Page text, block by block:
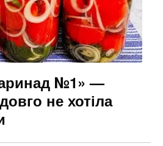
№1» —
не хотіла